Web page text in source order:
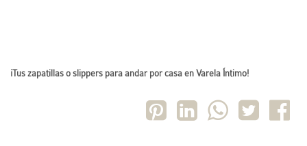
¡Tus zapatillas o slippers para andar por casa en Varela Íntimo!